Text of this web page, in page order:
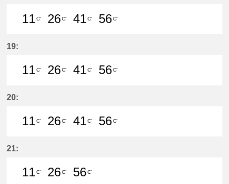
11C'
26C'
41C'
56C'
19:
11C'
26C'
41C'
56C'
20:
11C'
26C'
41C'
56C'
21:
11C'
26C'
56C'